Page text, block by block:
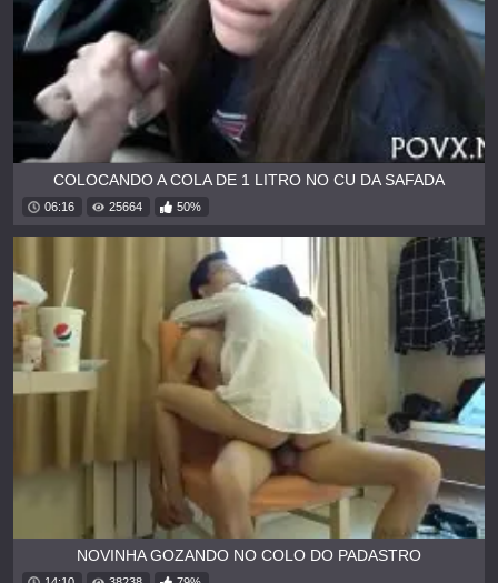
COLOCANDO A COLA DE 1 LITRO NO CU DA SAFADA
06:16 25664 50%
NOVINHA GOZANDO NO COLO DO PADASTRO